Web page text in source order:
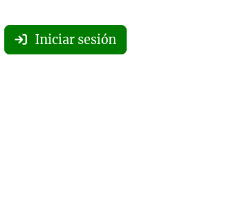
Iniciar sesión